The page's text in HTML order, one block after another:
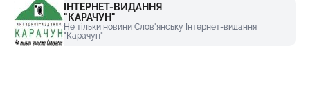
ІНТЕРНЕТ-ВИДАННЯ
"КАРАЧУН"
Не тільки новини Слов'янську Інтернет-видання
"Карачун"